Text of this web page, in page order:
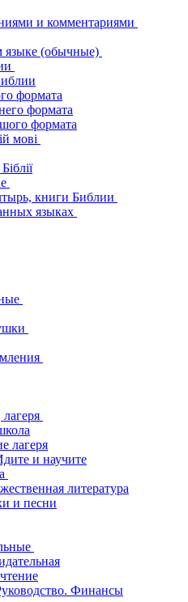
и комментариями
языке (обычные)
формата
формата
формата
мові
книги Библии
языках
лагеря
и научите
литература
и песни
Финансы